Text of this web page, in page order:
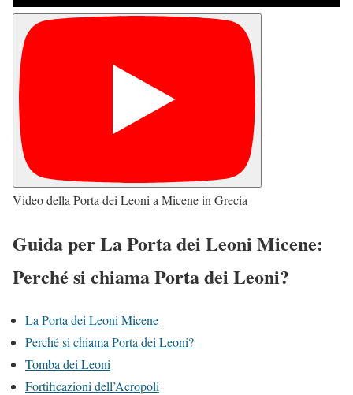
Video della Porta dei Leoni a Micene in Grecia
Guida per La Porta dei Leoni Micene:
Perché si chiama Porta dei Leoni?
La Porta dei Leoni Micene
Perché si chiama Porta dei Leoni?
Tomba dei Leoni
Fortificazioni dell’Acropoli